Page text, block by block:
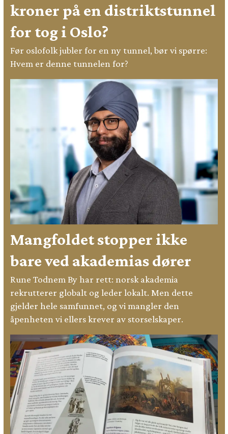
kroner på en distriktstunnel
for tog i Oslo?
Før oslofolk jubler for en ny tunnel, bør vi spørre:
Hvem er denne tunnelen for?
Mangfoldet stopper ikke
bare ved akademias dører
Rune Todnem By har rett: norsk akademia
rekrutterer globalt og leder lokalt. Men dette
gjelder hele samfunnet, og vi mangler den
åpenheten vi ellers krever av storselskaper.